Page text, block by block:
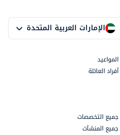
الإمارات العربية المتحدة
المواعيد
أفراد العائلة
جميع التخصصات
جميع المنشآت